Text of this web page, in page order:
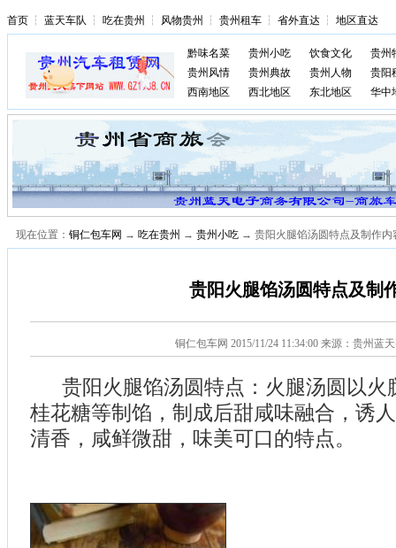
首页 ┆ 蓝天车队 ┆ 吃在贵州 ┆ 风物贵州 ┆ 贵州租车 ┆ 省外直达 ┆ 地区直达
黔味名菜 贵州小吃 饮食文化
贵州
贵州风情
贵州典故 贵州人物
贵阳
西南地区
西北地区 东北地区 华中
现在位置： 铜仁包车网 → 吃在贵州 → 贵州小吃 → 贵阳火腿馅汤圆特点及制作内
贵阳火腿馅汤圆特点及制
铜仁包车网 2015/11/24 11:34:00 来源：贵州蓝
贵阳火腿馅汤圆特点：火腿汤圆以火
桂花糖等制馅，制成后甜咸味融合，诱
清香，咸鲜微甜，味美可口的特点。